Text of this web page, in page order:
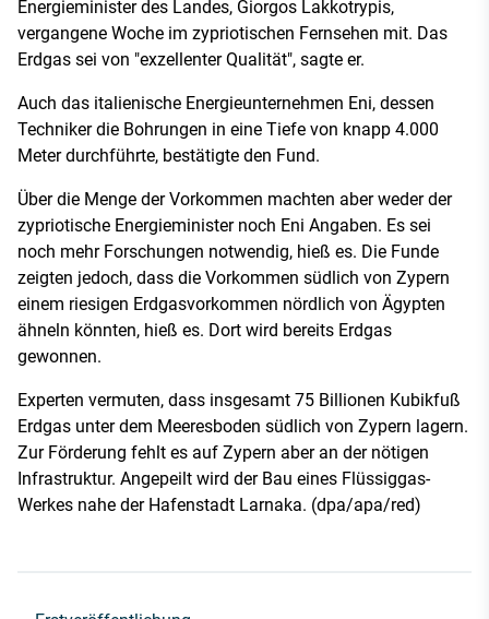
Energieminister des Landes, Giorgos Lakkotrypis,
vergangene Woche im zypriotischen Fernsehen mit. Das
Erdgas sei von "exzellenter Qualität", sagte er.
Auch das italienische Energieunternehmen Eni, dessen
Techniker die Bohrungen in eine Tiefe von knapp 4.000
Meter durchführte, bestätigte den Fund.
Über die Menge der Vorkommen machten aber weder der
zypriotische Energieminister noch Eni Angaben. Es sei
noch mehr Forschungen notwendig, hieß es. Die Funde
zeigten jedoch, dass die Vorkommen südlich von Zypern
einem riesigen Erdgasvorkommen nördlich von Ägypten
ähneln könnten, hieß es. Dort wird bereits Erdgas
gewonnen.
Experten vermuten, dass insgesamt 75 Billionen Kubikfuß
Erdgas unter dem Meeresboden südlich von Zypern lagern.
Zur Förderung fehlt es auf Zypern aber an der nötigen
Infrastruktur. Angepeilt wird der Bau eines Flüssiggas-
Werkes nahe der Hafenstadt Larnaka. (dpa/apa/red)